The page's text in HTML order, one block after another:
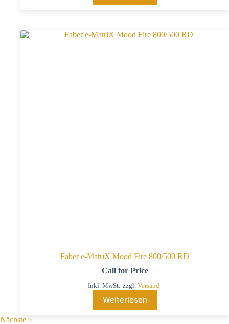
Faber e-MatriX Mood Fire 800/500 RD
Call for Price
Inkl. MwSt. zzgl. Versand
Weiterlesen
Nächste